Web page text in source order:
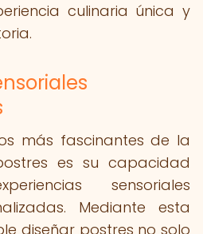
culinaria única y
más fascinantes de la
es su capacidad
sensoriales
Mediante esta
diseñar postres no solo